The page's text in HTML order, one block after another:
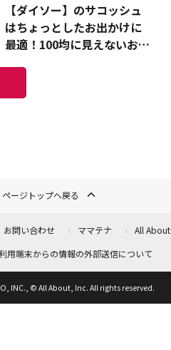
【ダイソー】のサコッシュ
はちょっとしたお出かけに
最適！100均に見えないおす
ページトップへ戻る
お問い合わせ ママテナ All About
用端末からの情報の外部送信について
INC., © All About, Inc. All rights reserved.